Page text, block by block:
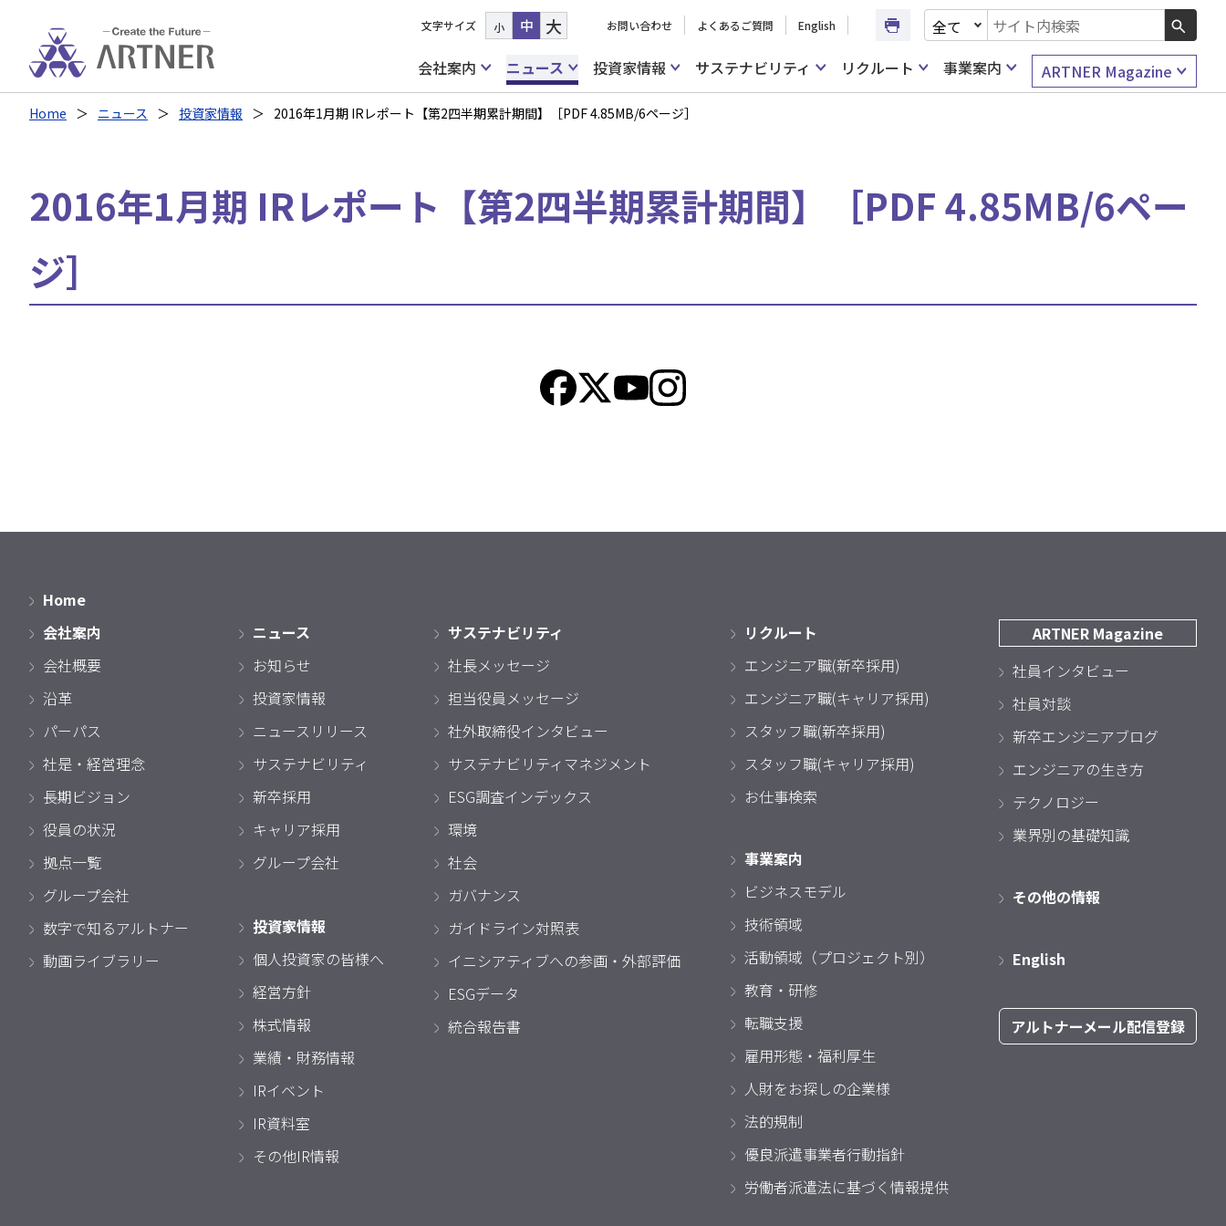
文字サイズ 小 中 大 お問い合わせ よくあるご質問 English
文書種別を選択
検索キーワード入力
会社案内
ニュース 投資家情報 サステナビリティ リクルート 事業案内 ARTNER Magazine
Home ニュース 投資家情報 2016年1月期 IRレポート【第2四半期累計期間】［PDF 4.85MB/6ページ］
2016年1月期 IRレポート【第2四半期累計期間】［PDF 4.85MB/6ペー
ジ］
Home
会社案内
会社概要
沿革
パーパス
社是・経営理念
長期ビジョン
役員の状況
拠点一覧
グループ会社
数字で知るアルトナー
動画ライブラリー
ニュース
お知らせ
投資家情報
ニュースリリース
サステナビリティ
新卒採用
キャリア採用
グループ会社
投資家情報
個人投資家の皆様へ
経営方針
株式情報
業績・財務情報
IRイベント
IR資料室
その他IR情報
サステナビリティ
社長メッセージ
担当役員メッセージ
社外取締役インタビュー
サステナビリティマネジメント
ESG調査インデックス
環境
社会
ガバナンス
ガイドライン対照表
イニシアティブへの参画・外部評価
ESGデータ
統合報告書
リクルート
エンジニア職(新卒採用)
エンジニア職(キャリア採用)
スタッフ職(新卒採用)
スタッフ職(キャリア採用)
お仕事検索
事業案内
ビジネスモデル
技術領域
活動領域（プロジェクト別）
教育・研修
転職支援
雇用形態・福利厚生
人財をお探しの企業様
法的規制
優良派遣事業者行動指針
労働者派遣法に基づく情報提供
ARTNER Magazine
社員インタビュー
社員対談
新卒エンジニアブログ
エンジニアの生き方
テクノロジー
業界別の基礎知識
その他の情報
English
アルトナーメール配信登録